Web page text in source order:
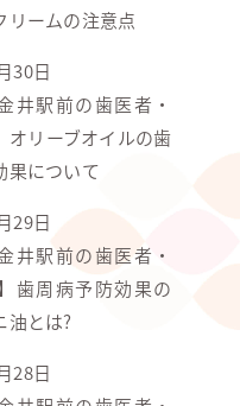
リームの注意点
30日
井駅前の歯医者・
オリーブオイルの歯
果について
29日
井駅前の歯医者・
歯周病予防効果の
油とは?
28日